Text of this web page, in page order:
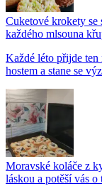
Cuketové krokety se
každého mlsouna
Každé léto přijde ten
hostem a stane se
Moravské koláče z
láskou a potěší vás